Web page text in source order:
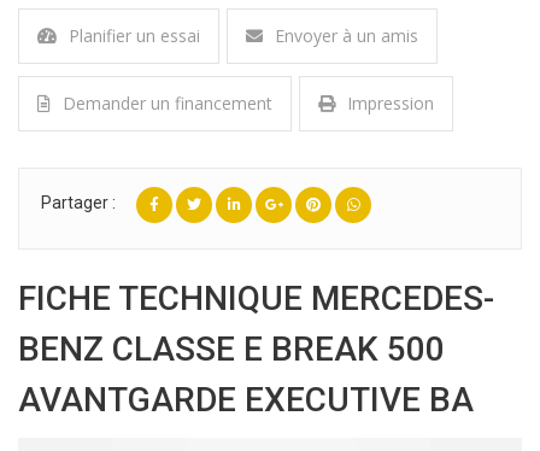
Planifier un essai Envoyer à un amis
Demander un financement Impression
Partager :
FICHE TECHNIQUE MERCEDES-
BENZ CLASSE E BREAK 500
AVANTGARDE EXECUTIVE BA